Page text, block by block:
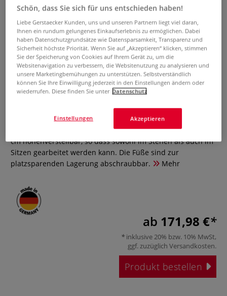
ABIG Ständer Ränderscheibe
0 Bewertungen
Die ABIG Ständer-Ränderscheibe ist von ca. 65 cm bis 100
cm höhenverstellbar, so dass sowohl im Stehen als auch im
Sitzen gearbeitet werden kann. Die Füße sind zur
platzsparenden Lagerung abschraubbar.
Mehr
ab 171,98 €
inklusive 20% bzw. 10% MwSt,
ggf. zuzüglich Versandkosten.
Produkt bestellen
Schön, dass Sie sich für uns entschieden haben!
Liebe Gerstaecker Kunden, uns und unseren Partnern liegt viel daran,
Ihnen ein rundum gelungenes Einkaufserlebnis zu ermöglichen. Dabei
haben Datenschutzgrundsätze wie Datensparsamkeit, Transparenz und
Sicherheit höchste Priorität. Wenn Sie auf „Akzeptieren“ klicken, stimmen
Sie der Speicherung von Cookies auf Ihrem Gerät zu, um die
Websitenavigation zu verbessern, die Websitenutzung zu analysieren und
unsere Marketingbemühungen zu unterstützen. Selbstverständlich
können Sie Ihre Einwilligung jederzeit in den Einstellungen ändern oder
wiederrufen. Diese finden Sie unter Datenschutz
Akzeptieren
Einstellungen